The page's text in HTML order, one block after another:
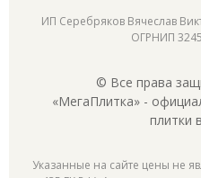
ИП Серебряков Вячеслав
ОГРНИП
© Все права
«МегаПлитка» -
плитки
Указанные на сайте цены не